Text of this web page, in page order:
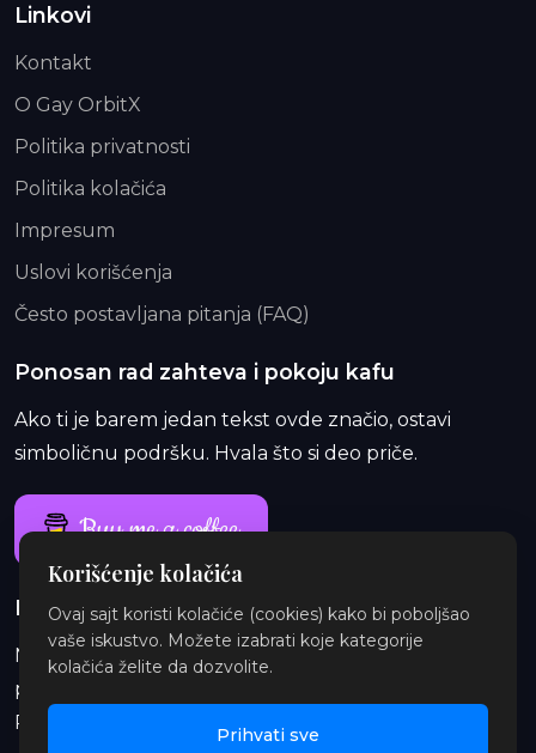
Linkovi
Kontakt
O Gay OrbitX
Politika privatnosti
Politika kolačića
Impresum
Uslovi korišćenja
Često postavljana pitanja (FAQ)
Ponosan rad zahteva i pokoju kafu
Ako ti je barem jedan tekst ovde značio, ostavi
simboličnu podršku. Hvala što si deo priče.
Buy me a coffee
Ponosan rad traje i duže od jedne kafe
Na Patreon-u te čekaju ekskluzivne i eksplicitne
priče, najave, insajderske priče, audio i ilustracije.
Pridruži se i podrži orbitu.
Korišćenje kolačića
Ovaj sajt koristi kolačiće (cookies) kako bi poboljšao
vaše iskustvo. Možete izabrati koje kategorije
kolačića želite da dozvolite.
Prihvati sve